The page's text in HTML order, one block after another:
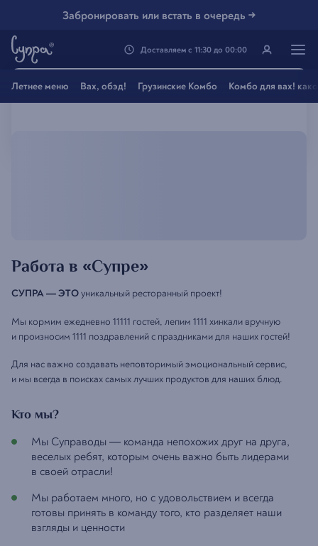
Забронировать или встать в очередь →
Генацвале, твой город
Владивосток?
Доставляем с 11:30 до 00:00
Летнее меню Вах, обэд! Грузинские Комбо Комбо для вах!
Работа в «Супре»
СУПРА — ЭТОуникальный ресторанный проект!
Мы кормим ежедневно 11111 гостей, лепим 1111 хинкали вручную
и произносим 1111 поздравлений с праздниками для наших гостей!
Для нас важно создавать неповторимый эмоциональный сервис,
и мы всегда в поисках самых лучших продуктов для наших блюд.
Кто мы?
Мы Суправоды — команда непохожих друг на друга,
веселых ребят, которым очень важно быть лидерами
в своей отрасли!
Мы работаем много, но с удовольствием и всегда
готовы принять в команду того, кто разделяет наши
взгляды и ценности